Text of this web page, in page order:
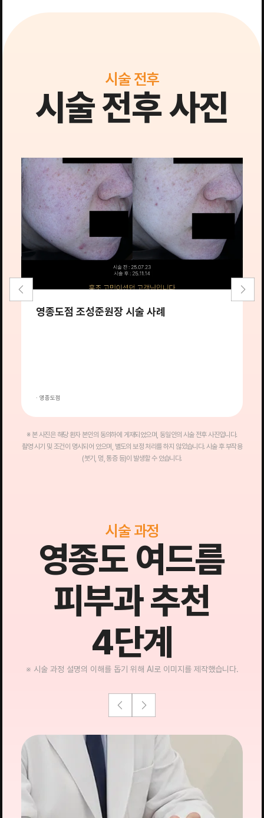
시술 전후
시술 전후 사진
영종도점 조성준원장 시술 사례
· 영종도점
※ 본 사진은 해당 환자 본인의 동의하에 게재되었으며, 동일인의 시술 전후 사진입니다.
촬영 시기 및 조건이 명시되어 있으며, 별도의 보정 처리를 하지 않았습니다. 시술 후 부작용
(붓기, 멍, 통증 등)이 발생할 수 있습니다.
시술 과정
영종도 여드름
피부과 추천
4단계
※ 시술 과정 설명의 이해를 돕기 위해 AI로 이미지를 제작했습니다.